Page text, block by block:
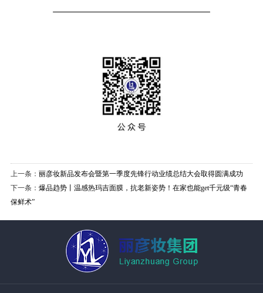
上一条： 丽彦妆新品发布会暨第一季度先锋行动业绩总结大会取得圆满成功
下一条： 爆品趋势丨温感热玛吉面膜，抗老新姿势！在家也能get千元级“青春
保鲜术”